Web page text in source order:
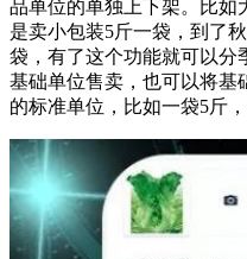
品单位的单独上下架。比如
是卖小包装5斤一袋，到了
袋，有了这个功能就可以分
基础单位售卖，也可以将基
的标准单位，比如一袋5斤